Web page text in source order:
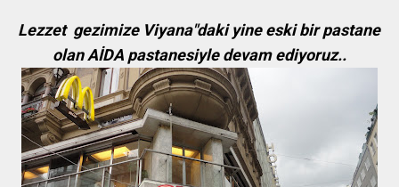
Lezzet gezimize Viyana"daki yine eski bir pastane
olan AİDA pastanesiyle devam ediyoruz..